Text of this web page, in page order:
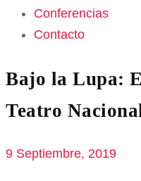
Conferencias
Contacto
Bajo la Lupa:
Teatro
9 Septiembre, 2019